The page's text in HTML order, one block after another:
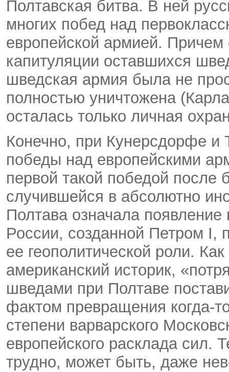
Полтавская битва. В ней
многих побед над
европейской армией.
капитуляции оставшихся
шведская армия была не
полностью уничтожена
осталась только личная
Конечно, при Кунерсдорфе
победы над европейскими
первой такой победой после
случившейся в абсолютно
Полтава означала
России, созданной Петром I,
ее геополитической роли.
американский историк,
шведами при Полтаве
фактом превращения когда-
степени варварского
европейского расклада сил.
трудно, может быть, даже